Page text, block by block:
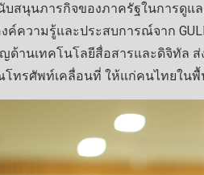
บสนุนภารกิจของภาครัฐในการดูแ
ค์ความรู้และประสบการณ์จาก
ด้านเทคโนโลยีสื่อสารและดิจิทัล
ทรศัพท์เคลื่อนที่ ให้แก่คนไทยในพื้